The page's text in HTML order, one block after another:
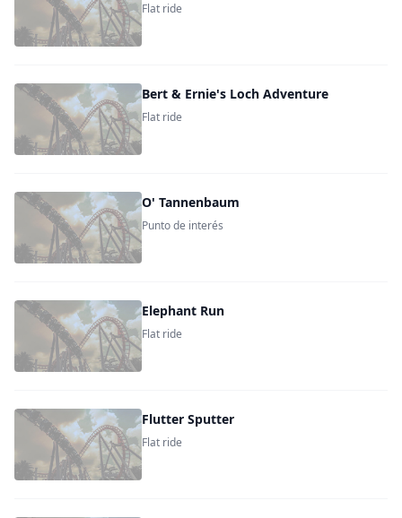
Flat ride
Bert & Ernie's Loch Adventure
Flat ride
O' Tannenbaum
Punto de interés
Elephant Run
Flat ride
Flutter Sputter
Flat ride